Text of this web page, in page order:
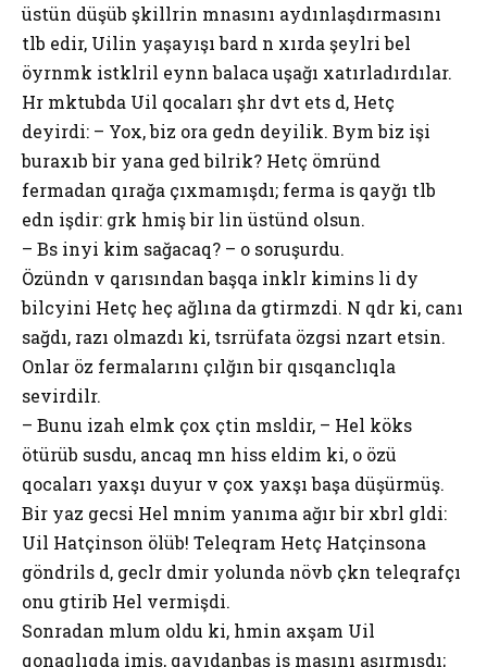
üstünә düşüb şәkillәrin mәnasını aydınlaşdırmasını
tәlәb edir, Uilin yaşayışı barәdә әn xırda şeylәri belә
öyrәnmәk istәklәrilә eynәn balaca uşağı xatırladırdılar.
Hәr mәktubda Uil qocaları şәhәrә dәvәt etsә dә, Hetç
deyirdi: – Yox, biz ora gedәn deyilik. Bәyәm biz işi
buraxıb bir yana gedә bilәrik? Hetç ömründә
fermadan qırağa çıxmamışdı; ferma isә qayğı tәlәb
edәn işdir: gәrәk hәmişә bir әlin üstündә olsun.
– Bәs inәyi kim sağacaq? – o soruşurdu.
Özündәn vә qarısından başqa inәklәrә kiminsә әli dәyә
bilәcәyini Hetç heç ağlına da gәtirmәzdi. Nә qәdәr ki, canı
sağdı, razı olmazdı ki, tәsәrrüfata özgәsi nәzarәt etsin.
Onlar öz fermalarını çılğın bir qısqanclıqla
sevirdilәr.
– Bunu izah elәmәk çox çәtin mәsәlәdir, – Hel köks
ötürüb susdu, ancaq mәn hiss elәdim ki, o özü
qocaları yaxşı duyur vә çox yaxşı başa düşürmüş.
Bir yaz gecәsi Hel mәnim yanıma ağır bir xәbәrlә gәldi:
Uil Hatçinson ölüb! Teleqram Hetç Hatçinsona
göndәrilsә dә, gecәlәr dәmir yolunda növbә çәkәn teleqrafçı
onu gәtirib Helә vermişdi.
Sonradan mәlum oldu ki, hәmin axşam Uil
qonaqlıqda imiş, qayıdanbaş isә maşını aşırmışdı;